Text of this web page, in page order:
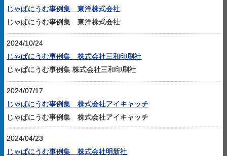
じゃぱにうむ事例集 東洋株式会社
じゃぱにうむ事例集 東洋株式会社
2024/10/24
じゃぱにうむ事例集 株式会社三和印刷社
じゃぱにうむ事例集 株式会社三和印刷社
2024/07/17
じゃぱにうむ事例集 株式会社アイキャッチ
じゃぱにうむ事例集 株式会社アイキャッチ
2024/04/23
じゃぱにうむ事例集 株式会社明新社